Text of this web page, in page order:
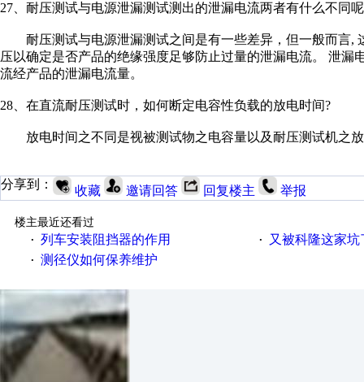
27、耐压测试与电源泄漏测试测出的泄漏电流两者有什么不同
耐压测试与电源泄漏测试之间是有一些差异，但一般而言,
压以确定是否产品的绝缘强度足够防止过量的泄漏电流。 泄
流经产品的泄漏电流量。
28、在直流耐压测试时，如何断定电容性负载的放电时间?
放电时间之不同是视被测试物之电容量以及耐压测试机之
分享到： 收藏 邀请回答 回复楼主 举报
楼主最近还看过
· 列车安装阻挡器的作用 · 又被科隆这家坑
· 测径仪如何保养维护